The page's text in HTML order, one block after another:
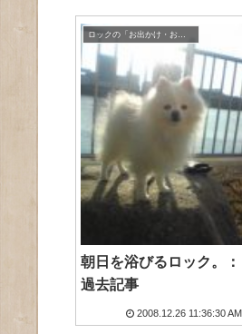
ロックの「お出かけ・お散歩」
朝日を浴びるロック。：
過去記事
2008.12.26 11:36:30 AM